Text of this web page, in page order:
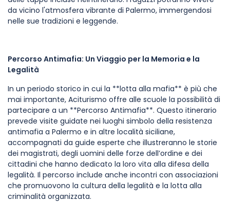
da vicino l'atmosfera vibrante di Palermo, immergendosi
nelle sue tradizioni e leggende.
Percorso Antimafia: Un Viaggio per la Memoria e la
Legalità
In un periodo storico in cui la **lotta alla mafia** è più che
mai importante, Aciturismo offre alle scuole la possibilità di
partecipare a un **Percorso Antimafia**. Questo itinerario
prevede visite guidate nei luoghi simbolo della resistenza
antimafia a Palermo e in altre località siciliane,
accompagnati da guide esperte che illustreranno le storie
dei magistrati, degli uomini delle forze dell’ordine e dei
cittadini che hanno dedicato la loro vita alla difesa della
legalità. Il percorso include anche incontri con associazioni
che promuovono la cultura della legalità e la lotta alla
criminalità organizzata.